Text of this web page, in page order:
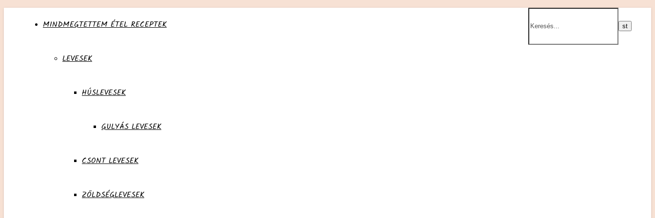
MINDMEGTETTEM ÉTEL RECEPTEK
LEVESEK
HÚSLEVESEK
GULYÁS LEVESEK
CSONT LEVESEK
ZÖLDSÉGLEVESEK